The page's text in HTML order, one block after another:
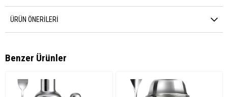
ÜRÜN ÖNERILERI
Benzer Ürünler